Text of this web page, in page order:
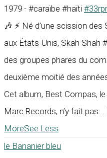
1979 - #caraïbe #haïti
🎶 ⚡ Né d’une scission
aux États-Unis, Skah Shah
des groupes phares du
deuxième moitié des
Cet album, Best Compas,
Marc Records, n’y fait
MoreSee Less
le Bananier bleu